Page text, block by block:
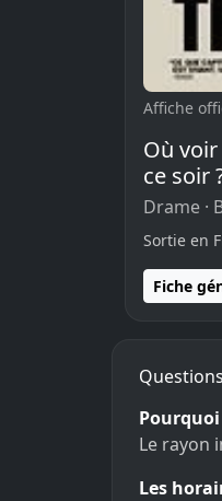
Affiche
Où voir
ce soir
Drame ·
Sortie en
Fiche
Le rayon
Les